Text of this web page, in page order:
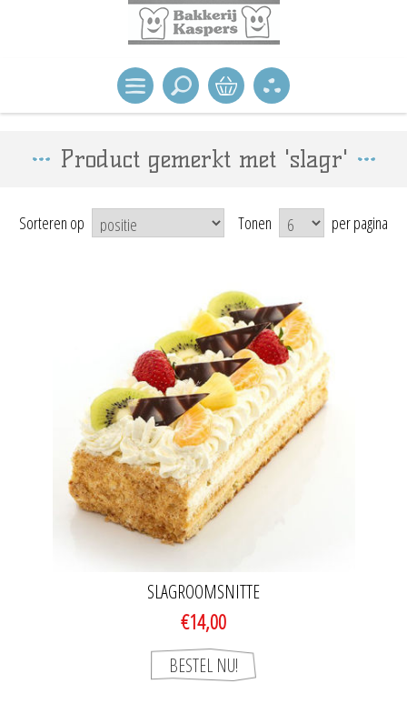
Product gemerkt met 'slagr'
Sorteren op Tonen per pagina
SLAGROOMSNITTE
€14,00